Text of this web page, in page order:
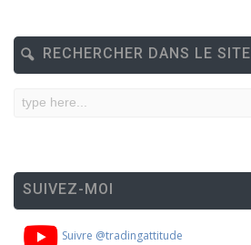
RECHERCHER DANS LE SITE
SUIVEZ-MOI
Suivre @tradingattitude